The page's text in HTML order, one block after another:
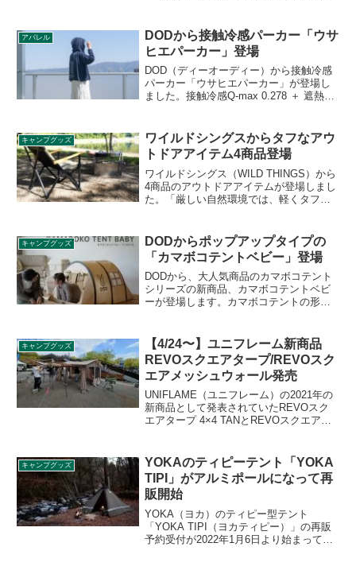
35L、25Lもあります。詳細をレビューし
ます。
アパレル
DODから接触冷感パーカー「ウサ
ヒエパーカー」登場
DOD（ディーオーディー）から接触冷感
パーカー「ウサヒエパーカー」が登場し
ました。接触冷感Q-max 0.278 ＋ 遮熱率
肌に触れた瞬間の熱を逃がす夏対策ウェ
アです。詳細をレビューします。
キャンプグッズ
ワイルドシングスからタフなアウ
トドアアイテム4商品登場
ワイルドシングス（WILD THINGS）から
4商品のアウトドアアイテムが登場しまし
た。「厳しい自然環境では、軽くタフで
トドアチェア、アウトドアワゴン、ハン
モックが発売です。詳細をレビューしま
す。
キャンプグッズ
DODからポップアップタイプの
「カマボコテントベビー」登場
DODから、大人気商品のカマボコテント
シリーズの新商品、カマボコテントベビ
ーが登場します。カマボコテントの形状
ップアップテントとなっています。詳細
をレビューします。
キャンプグッズ
【4/24〜】ユニフレーム新商品
REVOスクエアタープ/REVOスク
エアメッシュウォール発売
UNIFLAME（ユニフレーム）の2021年の
新商品として発表されていたREVOスク
エアタープ 4×4 TANとREVOスクエアメ
細をレビューします。
キャンプグッズ
YOKAのティピーテント「YOKA
TIPI」がアルミポールになって再
販開始
YOKA（ヨカ）のティピー型テント
「YOKA TIPI（ヨカティピー）」の再販
予約受付が2022年1月6日より始まってい